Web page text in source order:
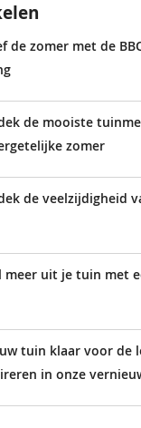
de zomer met de
de mooiste
zomer
de veelzijdigheid
meer uit je tuin met
tuin klaar voor de
in onze